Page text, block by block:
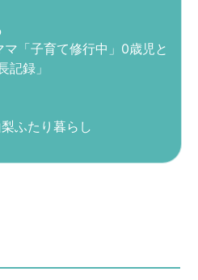
「子育て修行中」0歳児と
記録」
ふたり暮らし